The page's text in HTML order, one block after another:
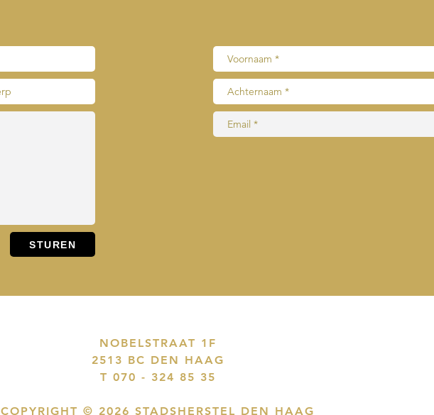
NOBELSTRAAT 1F
2513 BC DEN HAAG
T 070 - 324 85 35
COPYRIGHT © 2026 STADSHERSTEL DEN HAAG